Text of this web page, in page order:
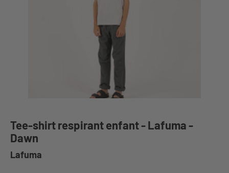
Tee-shirt respirant enfant - Lafuma -
Dawn
Lafuma